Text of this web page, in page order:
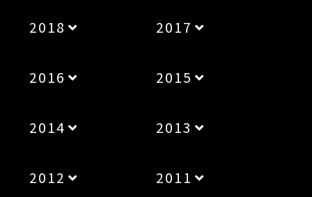
2018 2017
2016 2015
2014 2013
2012 2011